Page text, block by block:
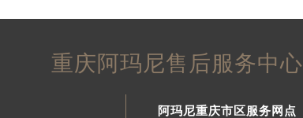
重庆阿玛尼售后服务中心
阿玛尼重庆市区服务网点